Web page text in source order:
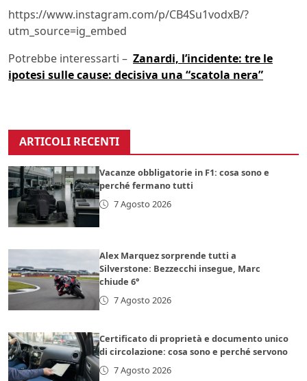
https://www.instagram.com/p/CB4Su1vodxB/?
utm_source=ig_embed
Potrebbe interessarti – Zanardi, l’incidente: tre le
ipotesi sulle cause: decisiva una “scatola nera”
ARTICOLI RECENTI
Vacanze obbligatorie in F1: cosa sono e
perché fermano tutti
7 Agosto 2026
Alex Marquez sorprende tutti a
Silverstone: Bezzecchi insegue, Marc
chiude 6°
7 Agosto 2026
Certificato di proprietà e documento unico
di circolazione: cosa sono e perché servono
7 Agosto 2026